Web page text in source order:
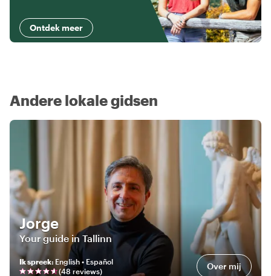
Ontdek meer
Andere lokale gidsen
Jorge
Your guide in Tallinn
Ik spreek: English • Español
(48 reviews) Over mij